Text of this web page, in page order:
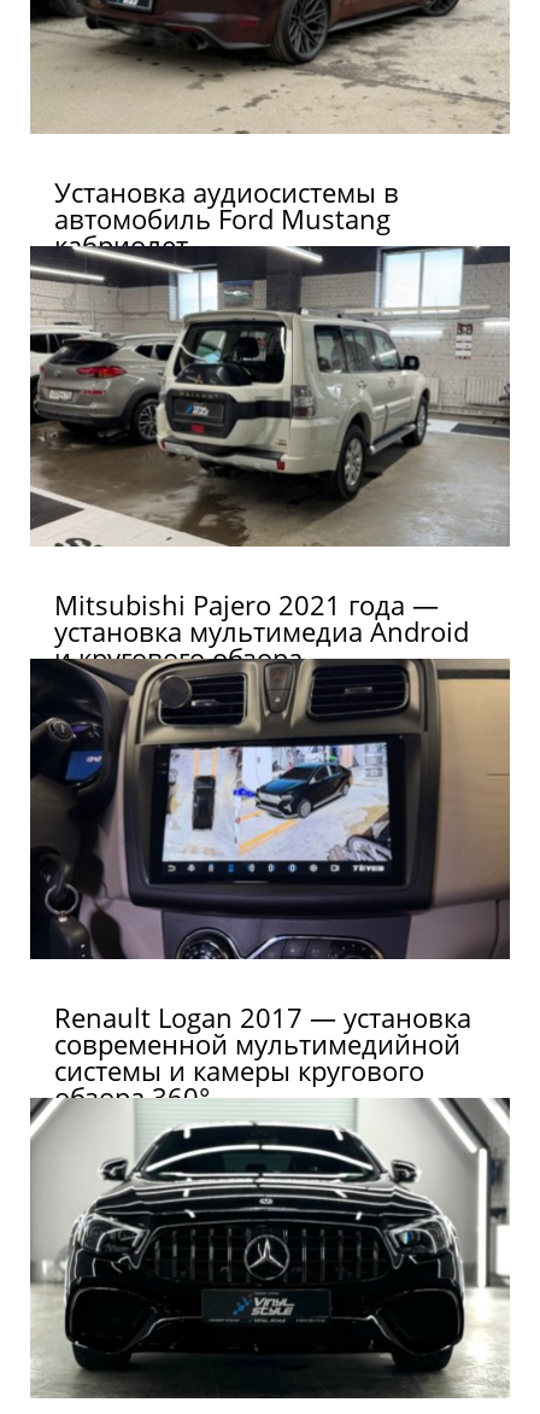
Установка аудиосистемы в
автомобиль Ford Mustang
кабриолет
Mitsubishi Pajero 2021 года —
установка мультимедиа Android
и кругового обзора
Renault Logan 2017 — установка
современной мультимедийной
системы и камеры кругового
обзора 360°